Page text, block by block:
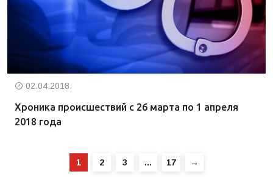
02.04.2018.
Хроника происшествий с 26 марта по 1 апреля
2018 года
1 2 3 … 17 →